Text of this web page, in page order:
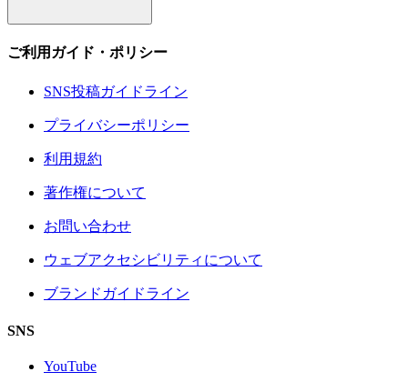
ご利用ガイド・ポリシー
SNS投稿ガイドライン
プライバシーポリシー
利用規約
著作権について
お問い合わせ
ウェブアクセシビリティについて
ブランドガイドライン
SNS
YouTube